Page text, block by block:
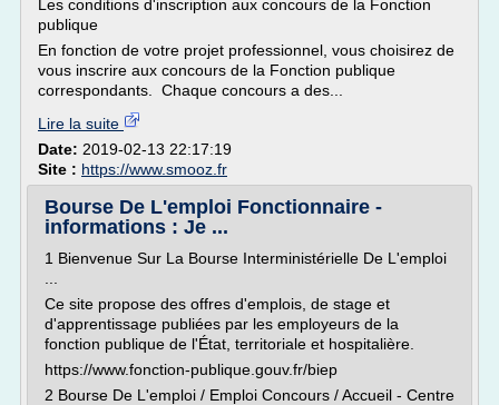
Les conditions d'inscription aux concours de la Fonction
publique
En fonction de votre projet professionnel, vous choisirez de
vous inscrire aux concours de la Fonction publique
correspondants. Chaque concours a des...
Lire la suite
Date: 2019-02-13 22:17:19
Site : https://www.smooz.fr
Bourse De L'emploi Fonctionnaire -
informations : Je ...
1 Bienvenue Sur La Bourse Interministérielle De L'emploi
Ce site propose des offres d'emplois, de stage et
d'apprentissage publiées par les employeurs de la
fonction publique de l'État, territoriale et hospitalière.
https://www.fonction-publique.gouv.fr/biep
2 Bourse De L'emploi / Emploi Concours / Accueil - Centre